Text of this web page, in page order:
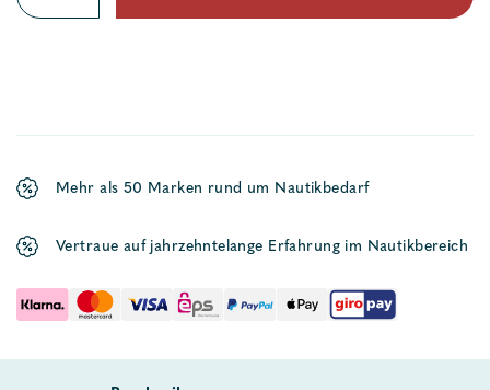
Leine
Mehr als 50 Marken rund um Nautikbedarf
Vertraue auf jahrzehntelange Erfahrung im Nautikbereich